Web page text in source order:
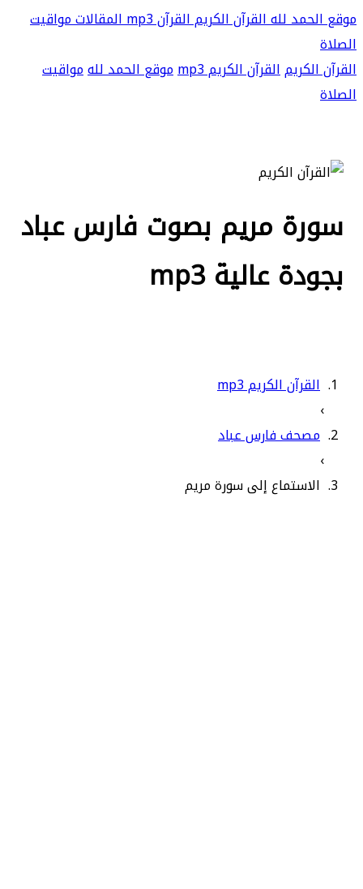
موقع الحمد للهالقرآن الكريمالقرآن mp3 المقالاتمواقيت
الصلاة
القرآن الكريمالقرآن الكريم mp3 موقع الحمد للهمواقيت
الصلاة
سورة مريم بصوت فارس عباد
بجودة عالية mp3
القرآن الكريم mp3
›
مصحف فارس عباد
›
الاستماع إلى سورة مريم